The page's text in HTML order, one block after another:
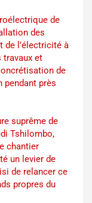
de
des
de l’électricité à
travaux et
de
pendant près
suprême de
Tshilombo,
chantier
un levier de
de relancer ce
propres du